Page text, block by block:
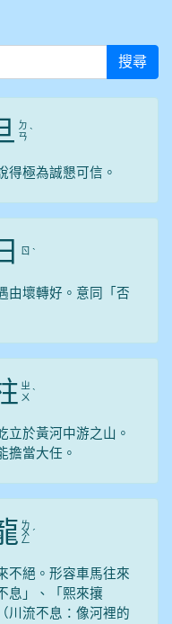
搜尋
ㄉ
ㄢ ˋ
得極為誠懇可信。
ㄖ ˋ
由壞轉好。意同「否
ㄓ
ㄨ ˋ
立於黃河中游之山。
擔當大任。
ㄌ
ㄨ
ㄥ
ˊ
不絕。形容車馬往來
息」、「熙來攘
川流不息：像河裡的